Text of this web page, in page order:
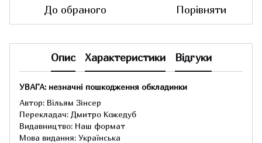
До обраного Порівняти
Опис Характеристики Відгуки
УВАГА: незначні пошкодження обкладинки
Автор: Вільям Зінсер
Перекладач: Дмитро Кожедуб
Видавництво: Наш формат
Мова видання: Українська